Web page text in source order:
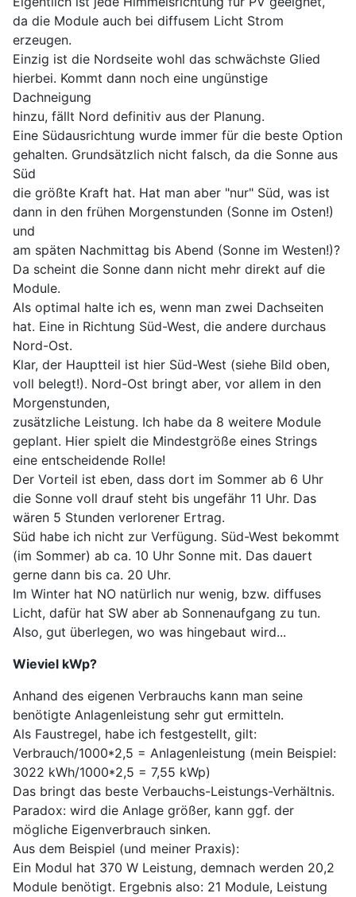
da die Module auch bei diffusem Licht Strom
erzeugen.
Einzig ist die Nordseite wohl das schwächste Glied
hierbei. Kommt dann noch eine ungünstige
Dachneigung
hinzu, fällt Nord definitiv aus der Planung.
Eine Südausrichtung wurde immer für die beste Option
gehalten. Grundsätzlich nicht falsch, da die Sonne aus
Süd
die größte Kraft hat. Hat man aber "nur" Süd, was ist
dann in den frühen Morgenstunden (Sonne im Osten!)
und
am späten Nachmittag bis Abend (Sonne im Westen!)?
Da scheint die Sonne dann nicht mehr direkt auf die
Module.
Als optimal halte ich es, wenn man zwei Dachseiten
hat. Eine in Richtung Süd-West, die andere durchaus
Nord-Ost.
Klar, der Hauptteil ist hier Süd-West (siehe Bild oben,
voll belegt!). Nord-Ost bringt aber, vor allem in den
Morgenstunden,
zusätzliche Leistung. Ich habe da 8 weitere Module
geplant. Hier spielt die Mindestgröße eines Strings
eine entscheidende Rolle!
Der Vorteil ist eben, dass dort im Sommer ab 6 Uhr
die Sonne voll drauf steht bis ungefähr 11 Uhr. Das
wären 5 Stunden verlorener Ertrag.
Süd habe ich nicht zur Verfügung. Süd-West bekommt
(im Sommer) ab ca. 10 Uhr Sonne mit. Das dauert
gerne dann bis ca. 20 Uhr.
Im Winter hat NO natürlich nur wenig, bzw. diffuses
Licht, dafür hat SW aber ab Sonnenaufgang zu tun.
Also, gut überlegen, wo was hingebaut wird...
Wieviel kWp?
Anhand des eigenen Verbrauchs kann man seine
benötigte Anlagenleistung sehr gut ermitteln.
Als Faustregel, habe ich festgestellt, gilt:
Verbrauch/1000*2,5 = Anlagenleistung (mein Beispiel:
3022 kWh/1000*2,5 = 7,55 kWp)
Das bringt das beste Verbauchs-Leistungs-Verhältnis.
Paradox: wird die Anlage größer, kann ggf. der
mögliche Eigenverbrauch sinken.
Aus dem Beispiel (und meiner Praxis):
Ein Modul hat 370 W Leistung, demnach werden 20,2
Module benötigt. Ergebnis also: 21 Module, Leistung